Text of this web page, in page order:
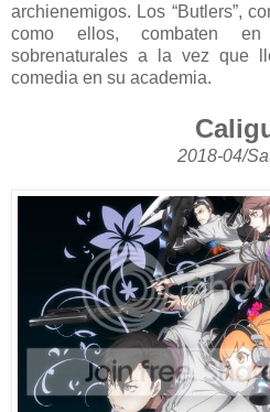
archienemigos. Los “Butlers”,
como ellos, combaten
sobrenaturales a la vez que
comedia en su academia.
2018-04/